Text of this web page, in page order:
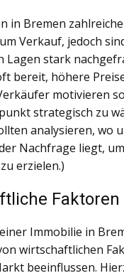
in Bremen zahlreiche
Verkauf, jedoch
Lagen stark
bereit, höhere
motivieren
strategisch zu
analysieren, wo
Nachfrage liegt,
erzielen.)
Faktoren
Immobilie in
wirtschaftlichen
beeinflussen.